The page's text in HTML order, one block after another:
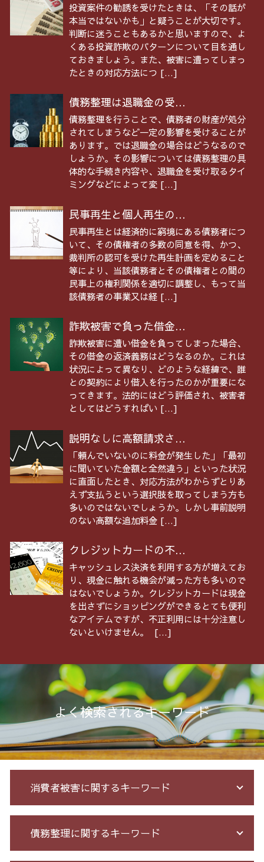
投資案件の勧誘を受けたときは、「その話が
本当ではないかも」と疑うことが大切です。
判断に迷うこともあるかと思いますので、よ
くある投資詐欺のパターンについて目を通し
ておきましょう。また、被害に遭ってしまっ
たときの対応方法につ […]
債務整理は退職金の受...
債務整理を行うことで、債務者の財産が処分
されてしまうなど一定の影響を受けることが
あります。では退職金の場合はどうなるので
しょうか。その影響については債務整理の具
体的な手続き内容や、退職金を受け取るタイ
ミングなどによって変 […]
民事再生と個人再生の...
民事再生とは経済的に窮境にある債務者につ
いて、その債権者の多数の同意を得、かつ、
裁判所の認可を受けた再生計画を定めること
等により、当該債務者とその債権者との間の
民事上の権利関係を適切に調整し、もって当
該債務者の事業又は経 […]
詐欺被害で負った借金...
詐欺被害に遭い借金を負ってしまった場合、
その借金の返済義務はどうなるのか。これは
状況によって異なり、どのような経緯で、誰
との契約により借入を行ったのかが重要にな
ってきます。法的にはどう評価され、被害者
としてはどうすればい […]
説明なしに高額請求さ...
「頼んでいないのに料金が発生した」「最初
に聞いていた金額と全然違う」といった状況
に直面したとき、対応方法がわからずとりあ
えず支払うという選択肢を取ってしまう方も
多いのではないでしょうか。しかし事前説明
のない高額な追加料金 […]
クレジットカードの不...
キャッシュレス決済を利用する方が増えてお
り、現金に触れる機会が減った方も多いので
はないでしょうか。クレジットカードは現金
を出さずにショッピングができるとても便利
なアイテムですが、不正利用には十分注意し
ないといけません。 […]
よく検索されるキーワード
消費者被害に関するキーワード
詐欺 被害者 返金
ネット 詐欺 被害 届
債務整理に関するキーワード